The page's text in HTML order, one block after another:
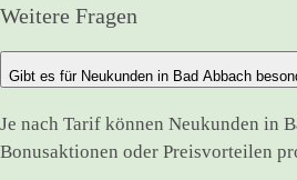
Weitere Fragen
Gibt es für Neukunden in Bad Abbach
Je nach Tarif können Neukunden in
Bonusaktionen oder Preisvorteilen